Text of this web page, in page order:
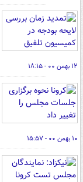
۱۲ بهمن ۰۰ - ۱۸:۱۵
۱۰ بهمن ۰۰ - ۱۵:۵۷